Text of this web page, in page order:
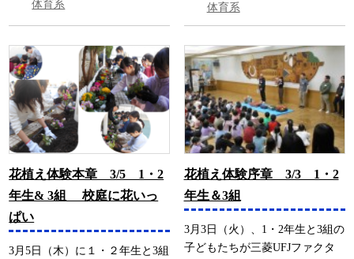
体育系
体育系
花植え体験本章 3/5 1・2
年生& 3組 校庭に花いっ
ぱい
3月5日（木）に１・２年生と3組
花植え体験序章 3/3 1・2
年生＆3組
3月3日（火）、1・2年生と3組の
子どもたちが三菱UFJファクタ